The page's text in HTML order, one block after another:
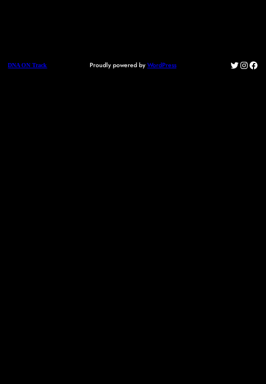
DNA ON Track Proudly powered by WordPress Twitter